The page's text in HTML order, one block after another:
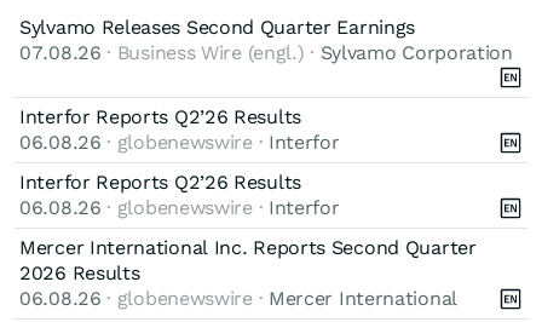
Sylvamo Releases Second Quarter Earnings
07.08.26 · Business Wire (engl.) · Sylvamo Corporation
Interfor Reports Q2’26 Results
06.08.26 · globenewswire · Interfor
Interfor Reports Q2’26 Results
06.08.26 · globenewswire · Interfor
Mercer International Inc. Reports Second Quarter
2026 Results
06.08.26 · globenewswire · Mercer International